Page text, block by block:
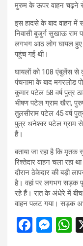
मुरुम के ऊपर वाहन चढ़ने
इस हादसे के बाद वाहन में
निवासी बुजुर्ग सुखाऊ राम
लगभग आठ लोग घायल
पहुंच गई थी।
घायलों को 108 एंबुलेंस
पंचनामा के बाद मगरलोड
कुमार पटेल 58 वर्ष पुत्र
भीषण पटेल ग्राम खैरा,
तुलसीराम पटेल 45 वर्ष
पुत्र थनेश्वर पटेल ग्राम
हैं।
बताया जा रहा है कि
रिश्तेदार वाहन चला रहा
दौरान ठेकेदार की बड़ी
है। वहां पर लगभग सड़क
रहे हैं। रात के अंधेरे में
वाहन पलट गया। सड़क
F
M